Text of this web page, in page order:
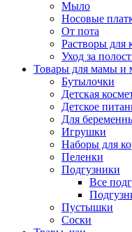
Мыло
Носовые
От пота
Растворы для
Уход за
Товары для мамы и
Бутылочки
Детская
Детское
Для
Игрушки
Наборы для
Пеленки
Подгузники
Все
Пустышки
Соски